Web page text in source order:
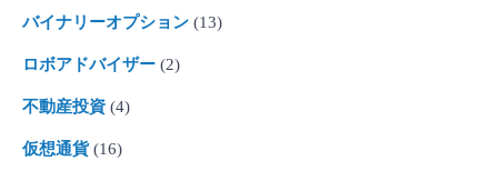
バイナリーオプション (13)
ロボアドバイザー (2)
不動産投資 (4)
仮想通貨(16)